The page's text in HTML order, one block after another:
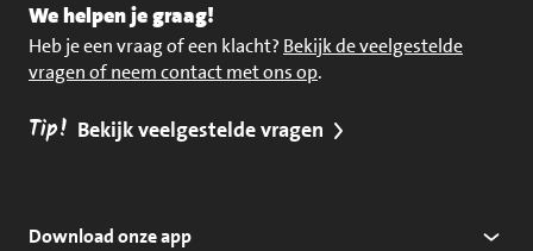
We helpen je graag!
Heb je een vraag of een klacht? Bekijk de veelgestelde
vragen of neem contact met ons op.
Tip! Bekijk veelgestelde vragen
Download onze app